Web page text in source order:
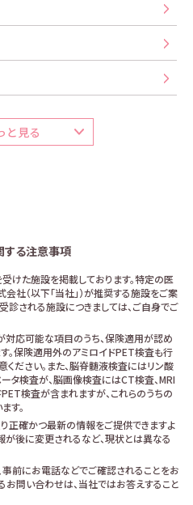
と見る
する注意事項
受けた施設を掲載しております。特定の医
社（以下「当社」）が推奨する施設をご案
診される施設につきましては、ご自身でご
応可能な項目のうち、保険適用が認め
。保険適用外のアミロイドPET検査も行
ください。また、脳脊髄液検査にはリン酸
タ検査が、脳画像検査にはCT検査、MRI
検査が含まれますが、これらのうちの
す。
正確かつ最新の情報をご提供できますよ
が後に変更されるなど、現状とは異なる
前にお電話などでご確認されることをお
お問い合わせは、当社ではお答えすること